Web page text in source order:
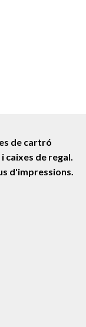
de cartró
caixes de regal.
d'impressions.